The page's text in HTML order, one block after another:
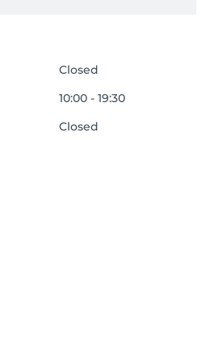
Closed
10:00 - 19:30
Closed